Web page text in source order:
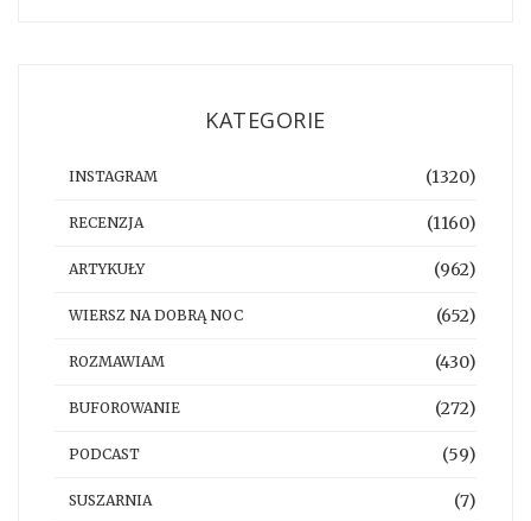
KATEGORIE
INSTAGRAM (1320)
RECENZJA (1160)
ARTYKUŁY (962)
WIERSZ NA DOBRĄ NOC (652)
ROZMAWIAM (430)
BUFOROWANIE (272)
PODCAST (59)
SUSZARNIA (7)